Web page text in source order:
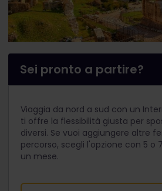
Sei pronto a partire?
Viaggia da nord a sud con un
ti offre la flessibilità giusta per
diversi. Se vuoi aggiungere altre
percorso, scegli l'opzione con 5 o
un mese.